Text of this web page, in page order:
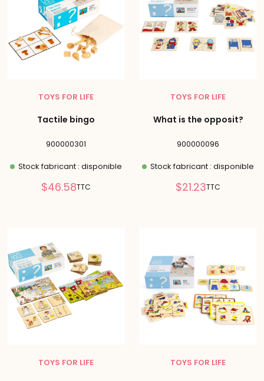
TOYS FOR LIFE
Tactile bingo
900000301
Stock fabricant : disponible
Prix
$46.58TTC
TOYS FOR LIFE
What is the opposit?
900000096
Stock fabricant : disponible
Prix
$21.23TTC
TOYS FOR LIFE TOYS FOR LIFE